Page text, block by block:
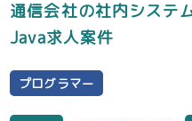
通信会社の社内システ
Java求人案件
プログラマー